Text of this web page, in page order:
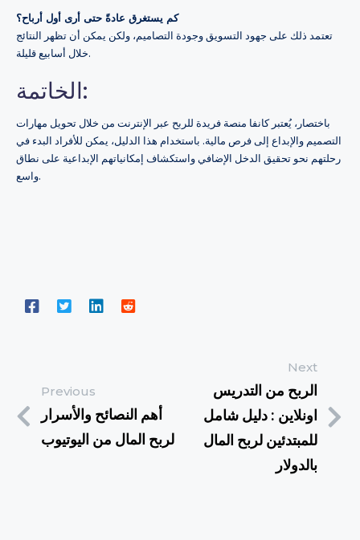
كم يستغرق عادةً حتى أرى أول أرباح؟
تعتمد ذلك على جهود التسويق وجودة التصاميم، ولكن يمكن أن تظهر النتائج
خلال أسابيع قليلة.
الخاتمة:
باختصار، يُعتبر كانفا منصة فريدة للربح عبر الإنترنت من خلال تحويل مهارات
التصميم والإبداع إلى فرص مالية. باستخدام هذا الدليل، يمكن للأفراد البدء في
رحلتهم نحو تحقيق الدخل الإضافي واستكشاف إمكانياتهم الإبداعية على نطاق
واسع.
Previous
أهم النصائح والأسرار
لربح المال من اليوتيوب
Next
الربح من التدريس
اونلاين : دليل شامل
للمبتدئين لربح المال
بالدولار